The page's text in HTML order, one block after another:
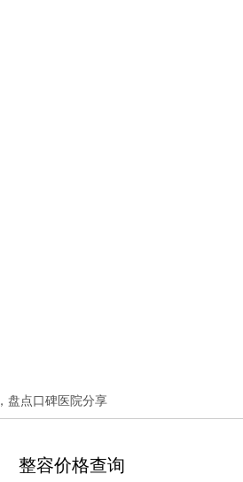
盘点口碑医院分享
整容价格查询